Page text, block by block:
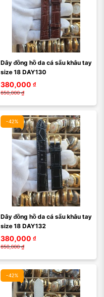
Dây đồng hồ da cá sấu khâu tay
size 18 DAY130
380,000 ₫
650,000 ₫
-42%
Dây đồng hồ da cá sấu khâu tay
size 18 DAY132
380,000 ₫
650,000 ₫
-42%